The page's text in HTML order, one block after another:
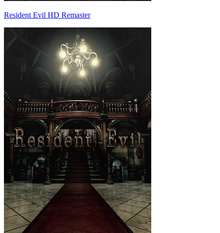
Resident Evil HD Remaster